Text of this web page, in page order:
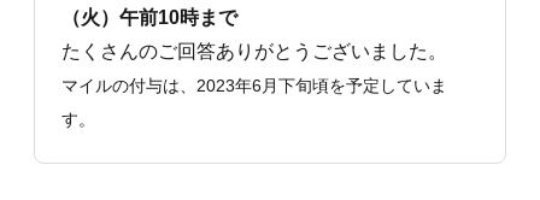
（火）午前10時まで
たくさんのご回答ありがとうございました。
マイルの付与は、2023年6月下旬頃を予定していま
す。